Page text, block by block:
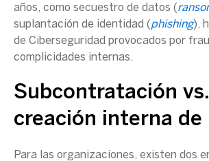
años, como secuestro de datos (
suplantación de identidad ( phishing),
de Ciberseguridad provocados por
complicidades internas.
Subcontratación vs.
creación interna de
Para las organizaciones, existen dos